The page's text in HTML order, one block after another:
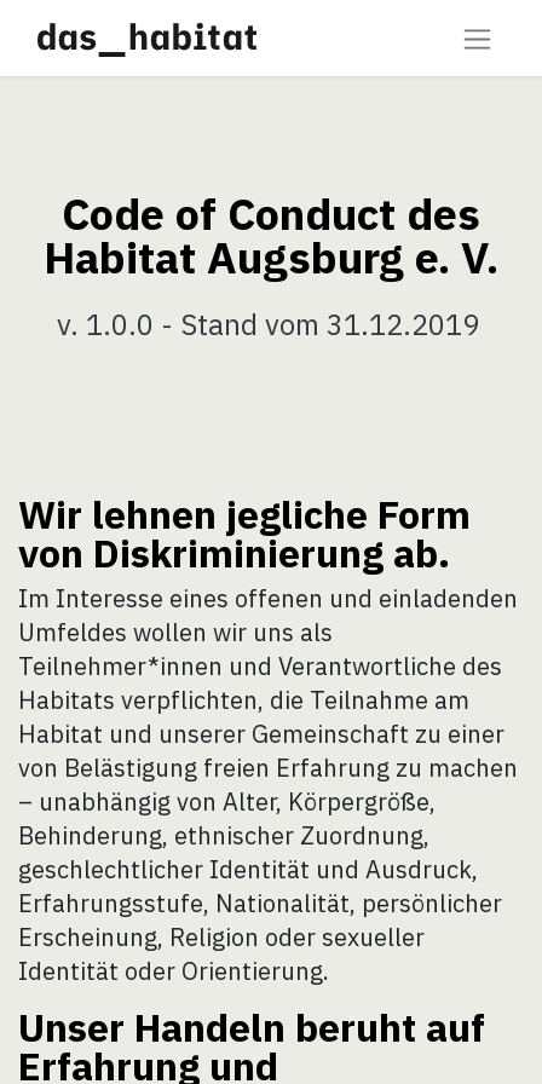
Code of Conduct des
Habitat Augsburg e. V.
v. 1.0.0 - Stand vom 31.12.2019
Wir lehnen jegliche Form
von Diskriminierung ab.
Im Interesse eines offenen und einladenden
Umfeldes wollen wir uns als
Teilnehmer*innen und Verantwortliche des
Habitats verpflichten, die Teilnahme am
Habitat und unserer Gemeinschaft zu einer
von Belästigung freien Erfahrung zu machen
– unabhängig von Alter, Körpergröße,
Behinderung, ethnischer Zuordnung,
geschlechtlicher Identität und Ausdruck,
Erfahrungsstufe, Nationalität, persönlicher
Erscheinung, Religion oder sexueller
Identität oder Orientierung.
Unser Handeln beruht auf
Erfahrung und